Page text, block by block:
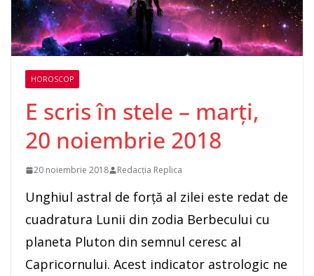
HOROSCOP
E scris în stele – marți,
20 noiembrie 2018
20 noiembrie 2018 Redacția Replica
Unghiul astral de forţă al zilei este redat de
cuadratura Lunii din zodia Berbecului cu
planeta Pluton din semnul ceresc al
Capricornului. Acest indicator astrologic ne